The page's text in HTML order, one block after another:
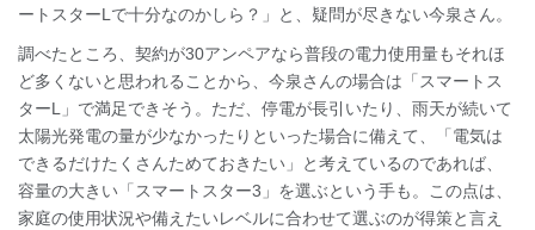
ートスターLで十分なのかしら？」と、疑問が尽きない今泉さん。
調べたところ、契約が30アンペアなら普段の電力使用量もそれほ
ど多くないと思われることから、今泉さんの場合は「スマートス
ターL」で満足できそう。ただ、停電が長引いたり、雨天が続いて
太陽光発電の量が少なかったりといった場合に備えて、「電気は
できるだけたくさんためておきたい」と考えているのであれば、
容量の大きい「スマートスター3」を選ぶという手も。この点は、
家庭の使用状況や備えたいレベルに合わせて選ぶのが得策と言え